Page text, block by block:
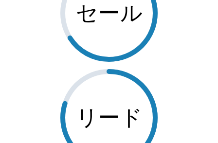
セール
リード